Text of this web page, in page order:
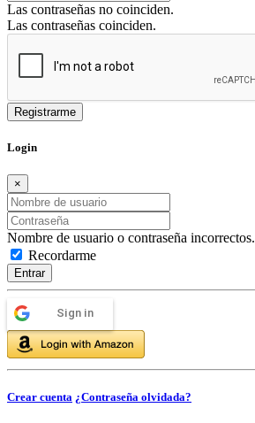
Las contraseñas no coinciden.
Las contraseñas coinciden.
Login
×
Nombre de usuario o contraseña incorrectos.
Recordarme
Entrar
Sign in
Crear cuenta ¿Contraseña olvidada?